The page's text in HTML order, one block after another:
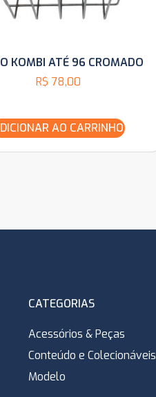
KOMBI ATÉ 96 CROMADO
R$ 78,00
AO CARRINHO
CATEGORIAS
Acessórios & Peças
Conteúdo e Colecionáveis
Modelo